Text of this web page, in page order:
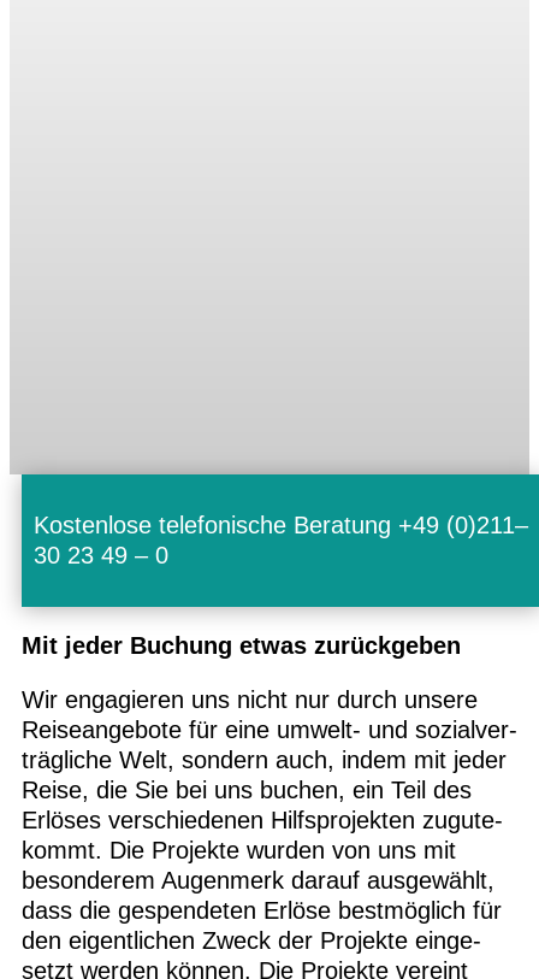
Kos­ten­lose tele­fo­ni­sche Bera­tung +49 (0)211–
30 23 49 – 0
Mit jeder Buchung etwas zurückgeben
Wir enga­gie­ren uns nicht nur durch unsere
Rei­se­an­ge­bote für eine umwelt- und sozi­al­ver­
träg­li­che Welt, son­dern auch, indem mit jeder
Reise, die Sie bei uns buchen, ein Teil des
Erlö­ses ver­schie­de­nen Hilfs­pro­jek­ten zugu­te­
kommt. Die Pro­jekte wur­den von uns mit
beson­de­rem Augen­merk dar­auf aus­ge­wählt,
dass die gespen­de­ten Erlöse best­mög­lich für
den eigent­li­chen Zweck der Pro­jekte ein­ge­
setzt wer­den kön­nen. Die Pro­jekte ver­eint